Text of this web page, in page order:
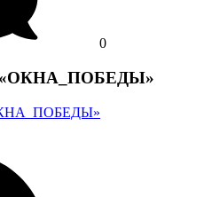
0
«ОКНА_ПОБЕДЫ»